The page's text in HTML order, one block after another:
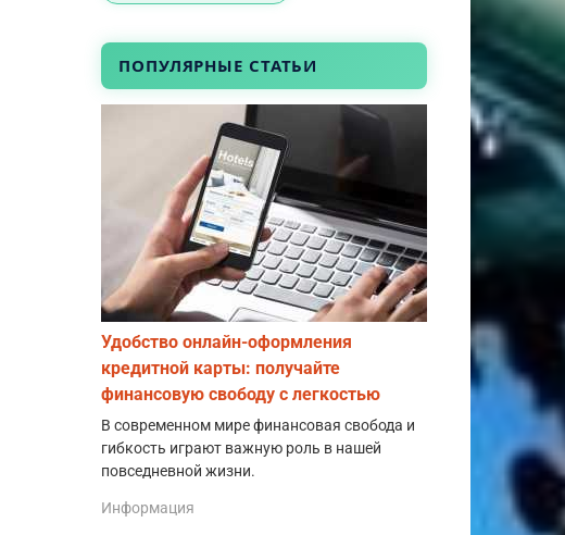
ПОПУЛЯРНЫЕ СТАТЬИ
Удобство онлайн-оформления
кредитной карты: получайте
финансовую свободу с легкостью
В современном мире финансовая свобода и
гибкость играют важную роль в нашей
повседневной жизни.
Информация